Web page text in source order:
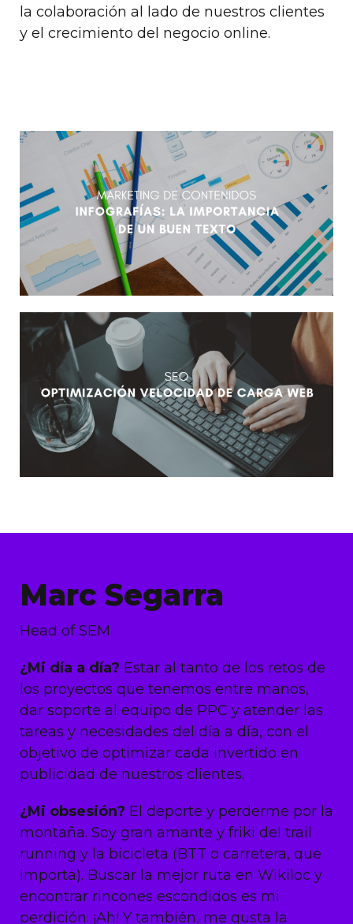
la colaboración al lado de nuestros clientes
y el crecimiento del negocio online.
Marc Segarra
Head of SEM
¿Mi día a día? Estar al tanto de los retos de
los proyectos que tenemos entre manos,
dar soporte al equipo de PPC y atender las
tareas y necesidades del día a día, con el
objetivo de optimizar cada invertido en
publicidad de nuestros clientes.
¿Mi obsesión? El deporte y perderme por la
montaña. Soy gran amante y friki del trail
running y la bicicleta (BTT o carretera, que
importa). Buscar la mejor ruta en Wikiloc y
encontrar rincones escondidos es mi
perdición. ¡Ah! Y también, me gusta la